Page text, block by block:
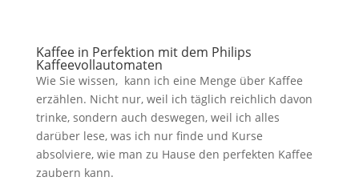
Kaffee in Perfektion mit dem Philips
Kaffeevollautomaten
Wie Sie wissen, kann ich eine Menge über Kaffee
erzählen. Nicht nur, weil ich täglich reichlich davon
trinke, sondern auch deswegen, weil ich alles
darüber lese, was ich nur finde und Kurse
absolviere, wie man zu Hause den perfekten Kaffee
zaubern kann.